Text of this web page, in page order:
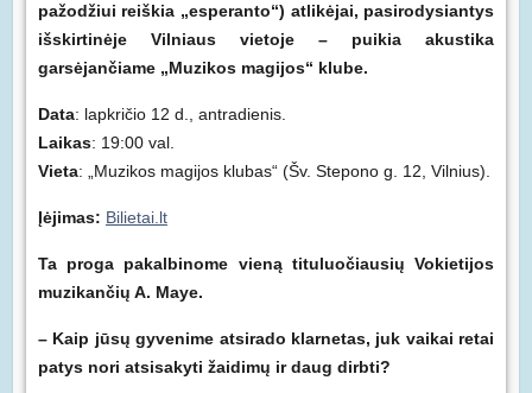
pažodžiui reiškia „esperanto“) atlikėjai, pasirodysiantys
išskirtinėje Vilniaus vietoje – puikia akustika
garsėjančiame „Muzikos magijos“ klube.
Data: lapkričio 12 d., antradienis.
Laikas: 19:00 val.
Vieta: „Muzikos magijos klubas“ (Šv. Stepono g. 12, Vilnius).
Įėjimas: Bilietai.lt
Ta proga pakalbinome vieną tituluočiausių Vokietijos
muzikančių A. Maye.
– Kaip jūsų gyvenime atsirado klarnetas, juk vaikai retai
patys nori atsisakyti žaidimų ir daug dirbti?